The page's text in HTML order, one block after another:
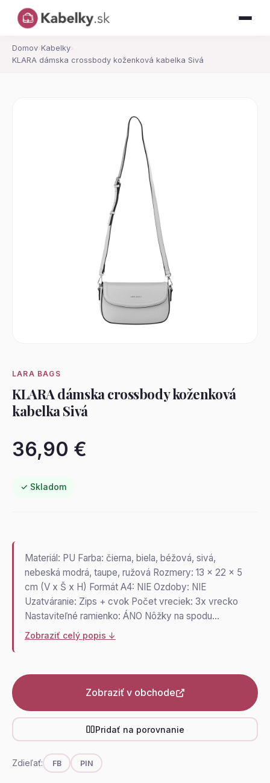
Domov› Kabelky›
KLARA dámska crossbody koženková kabelka Sivá
LARA BAGS
KLARA dámska crossbody koženková
kabelka Sivá
36,90 €
✓ Skladom
Materiál: PU Farba: čierna, biela, béžová, sivá,
nebeská modrá, taupe, ružová Rozmery: 13 x 22 x 5
cm (V x Š x H) Formát A4: NIE Ozdoby: NIE
Uzatváranie: Zips + cvok Počet vreciek: 3x vrecko
Nastaviteľné ramienko: ÁNO Nôžky na spodu…
Zobraziť celý popis ↓
Zobraziť v obchode
Pridať na porovnanie
Zdieľať: FB PIN